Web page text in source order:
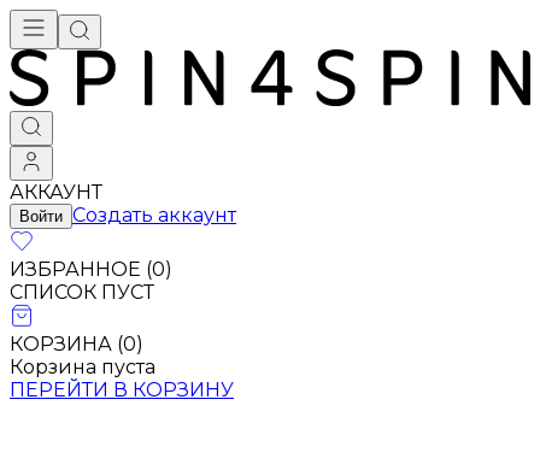
АККАУНТ
Войти Создать аккаунт
ИЗБРАННОЕ (0)
СПИСОК ПУСТ
КОРЗИНА (0)
Корзина пуста
ПЕРЕЙТИ В КОРЗИНУ